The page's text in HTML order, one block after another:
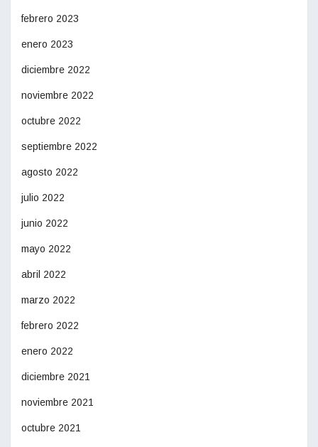
febrero 2023
enero 2023
diciembre 2022
noviembre 2022
octubre 2022
septiembre 2022
agosto 2022
julio 2022
junio 2022
mayo 2022
abril 2022
marzo 2022
febrero 2022
enero 2022
diciembre 2021
noviembre 2021
octubre 2021